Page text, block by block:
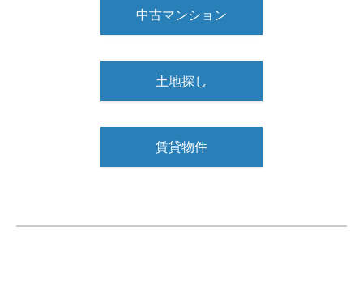
中古マンション
土地探し
賃貸物件